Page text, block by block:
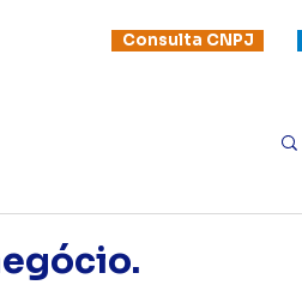
Consulta CNPJ